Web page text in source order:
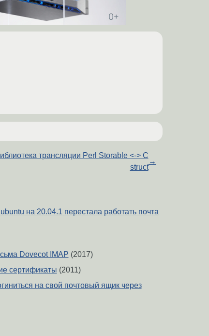
трансляции Perl Storable <-> C
struct
→
на 20.04.1 перестала работать почта
Dovecot IMAP (2017)
сертификаты (2011)
на свой почтовый ящик через